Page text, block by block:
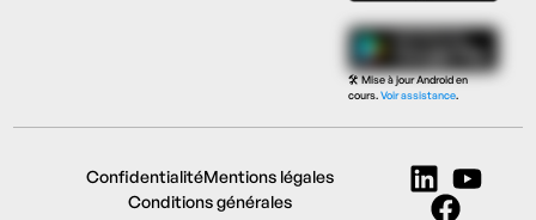
🛠️ Mise à jour Android en
cours.Voir assistance.
ConfidentialitéMentions légales
Conditions générales
Demander un devis